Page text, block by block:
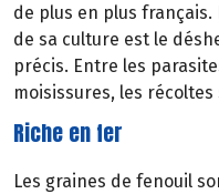
de plus en plus français.
de sa culture est le
précis. Entre les
moisissures, les
Riche en fer
Les graines de fenouil